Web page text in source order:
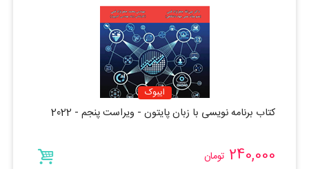
ایبوک
کتاب برنامه نویسی با زبان پایتون - ویراست پنجم - 2022
240,000 تومان